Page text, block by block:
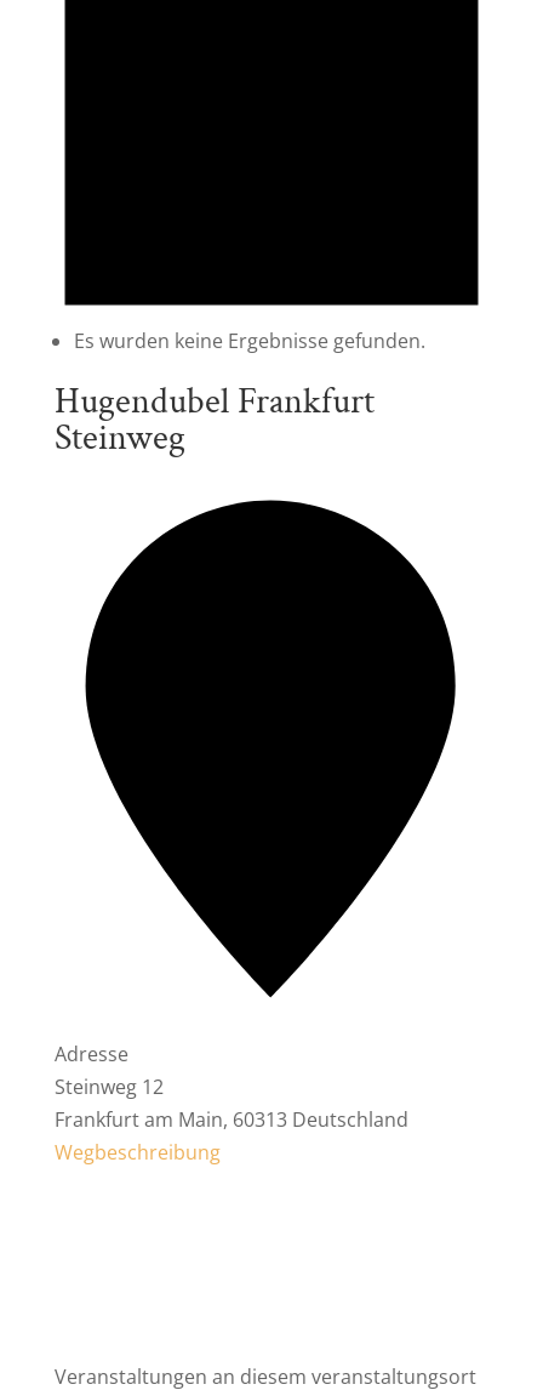
Es wurden keine Ergebnisse gefunden.
Hugendubel Frankfurt
Steinweg
Adresse
Steinweg 12
Frankfurt am Main, 60313 Deutschland
Wegbeschreibung
Veranstaltungen an diesem veranstaltungsort